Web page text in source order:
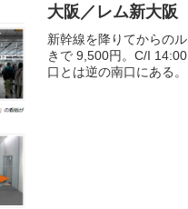
大阪／レム新大阪
新幹線を降りてからの
きで 9,500円。C/I
口とは逆の南口にある。